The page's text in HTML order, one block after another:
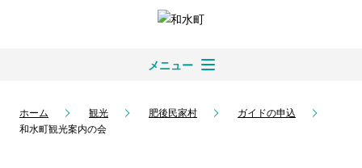
メニュー
ホーム 観光 肥後民家村
ガイドの申込
和水町観光案内の会